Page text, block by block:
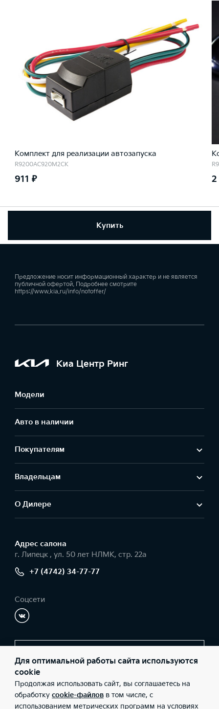
Купить
Комплект для реализации автозапуска
R9200AC920M2CK
911 ₽ 2
Предложение носит информационный характер и не является
публичной офертой. Подробнее смотрите
https://www.kia.ru/info/notoffer/
Киа Центр Ринг
Модели
Авто в наличии
Покупателям
Владельцам
О Дилере
Адрес салонa
г. Липецк , ул. 50 лет НЛМК, стр. 22а
+7 (4742) 34-77-77
Соцсети
Заказать звонок
© 2026 Юридические лица ООО «Ринг С» (Фактический адрес: г.
Липецк , ул. 50 лет НЛМК, стр. 22а; Телефон: +7 (4742) 34-77-77;
ИНН: 3661056907; ОГРН: 1123668029473), ООО «Киа Россия и
Для оптимальной работы сайта используются
cookie
Продолжая использовать сайт, вы соглашаетесь на
обработку cookie-файлов в том числе, с
использованием метрических программ на условиях